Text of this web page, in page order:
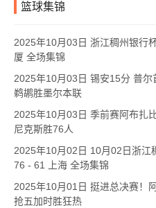
篮球集锦
2025年10月03日 浙江稠州银行
厦 全场集锦
2025年10月03日 锡安15分 普
鹈鹕胜墨尔本联
2025年10月03日 季前赛阿布扎
尼克斯胜76人
2025年10月02日 10月02日浙江
76 - 61 上海 全场集锦
2025年10月01日 挺进总决赛！
抢五加时胜狂热